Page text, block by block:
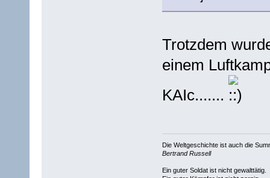
Trotzdem
einem
KAIc.......
Die Weltgeschichte ist auch die
Bertrand Russell
Ein guter Soldat ist nicht gewalttätig.